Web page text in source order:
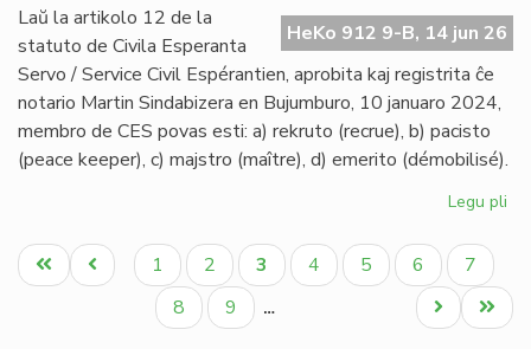
HeKo 912 9-B, 14 jun 26
Laŭ la artikolo 12 de la
statuto de Civila Esperanta
Servo / Service Civil Espérantien, aprobita kaj registrita ĉe
notario Martin Sindabizera en Bujumburo, 10 januaro 2024,
membro de CES povas esti: a) rekruto (recrue), b) pacisto
(peace keeper), c) majstro (maître), d) emerito (démobilisé).
Legu pli
Pagination
Unua
paĝo
Antaŭa
paĝo
Paĝo
1 Paĝo
2
Aktuala
paĝo
3 Paĝo
4 Paĝo
5 Paĝo
6 Paĝo
7
Paĝo
8 Paĝo
9 …
Last
page
Next
page